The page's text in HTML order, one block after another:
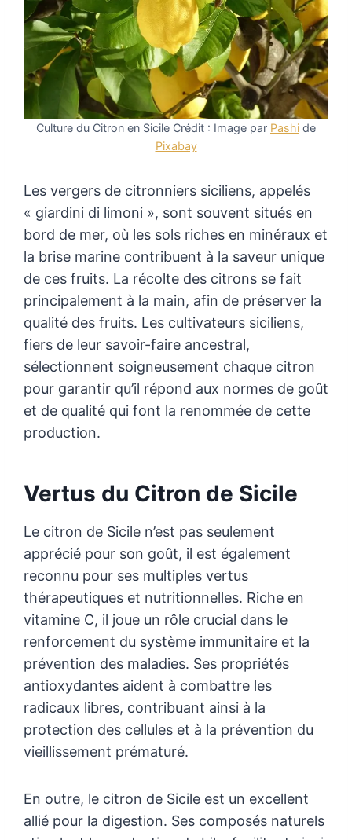
Culture du Citron en Sicile Crédit : Image par Pashi de
Pixabay
Les vergers de citronniers siciliens, appelés
« giardini di limoni », sont souvent situés en
bord de mer, où les sols riches en minéraux et
la brise marine contribuent à la saveur unique
de ces fruits. La récolte des citrons se fait
principalement à la main, afin de préserver la
qualité des fruits. Les cultivateurs siciliens,
fiers de leur savoir-faire ancestral,
sélectionnent soigneusement chaque citron
pour garantir qu’il répond aux normes de goût
et de qualité qui font la renommée de cette
production.
Vertus du Citron de Sicile
Le citron de Sicile n’est pas seulement
apprécié pour son goût, il est également
reconnu pour ses multiples vertus
thérapeutiques et nutritionnelles. Riche en
vitamine C, il joue un rôle crucial dans le
renforcement du système immunitaire et la
prévention des maladies. Ses propriétés
antioxydantes aident à combattre les
radicaux libres, contribuant ainsi à la
protection des cellules et à la prévention du
vieillissement prématuré.
En outre, le citron de Sicile est un excellent
allié pour la digestion. Ses composés naturels